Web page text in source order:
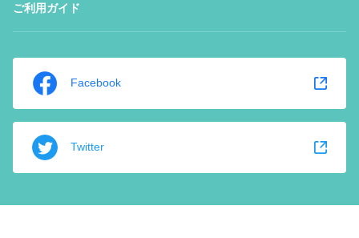
ご利用ガイド
Facebook
Twitter